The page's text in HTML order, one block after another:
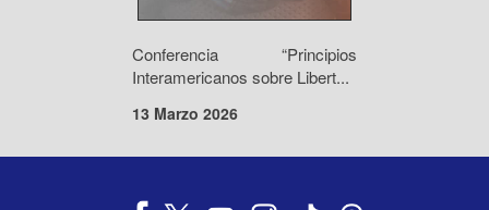
Conferencia “Principios
Interamericanos sobre Libert...
13 Marzo 2026